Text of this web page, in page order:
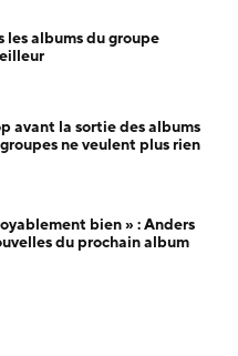
les albums du groupe
avant la sortie des albums
ne veulent plus rien
bien » : Anders
du prochain album